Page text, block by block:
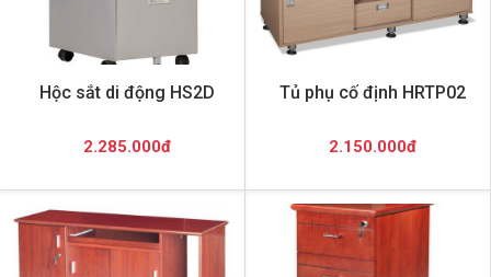
Hộc sắt di động HS2D
2.285.000đ
Tủ phụ cố định HRTP02
2.150.000đ